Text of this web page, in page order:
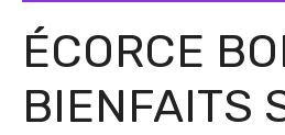
ÉCORCE
BIENFAITS